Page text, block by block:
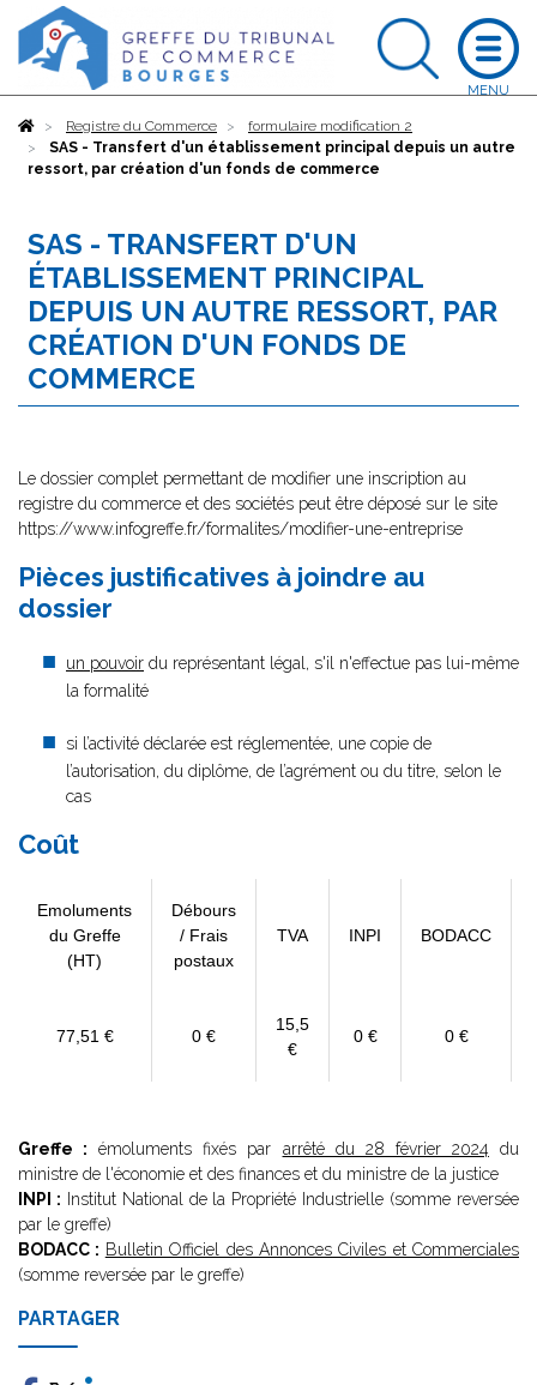
AccueilRegistre du Commerce
formulaire modification 2
SAS - Transfert d'un établissement principal depuis un autre
ressort, par création d'un fonds de commerce
SAS - TRANSFERT D'UN
ÉTABLISSEMENT PRINCIPAL
DEPUIS UN AUTRE RESSORT, PAR
CRÉATION D'UN FONDS DE
COMMERCE
Le dossier complet permettant de modifier une inscription au
registre du commerce et des sociétés peut être déposé sur le site
https://www.infogreffe.fr/formalites/modifier-une-entreprise
Pièces justificatives à joindre au
dossier
un pouvoir du représentant légal, s'il n'effectue pas lui-même
la formalité
si l’activité déclarée est réglementée, une copie de
l’autorisation, du diplôme, de l’agrément ou du titre, selon le
cas
Coût
Emoluments
du Greffe
(HT)
Débours
/ Frais
postaux
TVA INPI BODACC
77,51 € 0 €
15,5
€
0 € 0 €
Greffe : émoluments fixés par arrêté du 28 février 2024 du
ministre de l'économie et des finances et du ministre de la justice
INPI : Institut National de la Propriété Industrielle (somme reversée
par le greffe)
BODACC : Bulletin Officiel des Annonces Civiles et Commerciales
(somme reversée par le greffe)
PARTAGER